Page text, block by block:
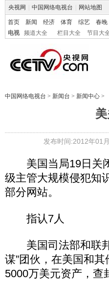
央视网 中国网络电视台 网站地图
首页 新闻 经济 体育 综艺 春晚
电视
频道大全 栏目大全 节目大
中国网络电视台 > 新闻台 > 新闻中心 >
发布时间:2012年01
美国当局19日关闭
级主管大规模侵犯知
部分网站。
指认7人
美国司法部和联邦
谋”团伙，在美国和
5000万美元资产，查